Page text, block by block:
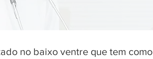
no baixo ventre que tem como